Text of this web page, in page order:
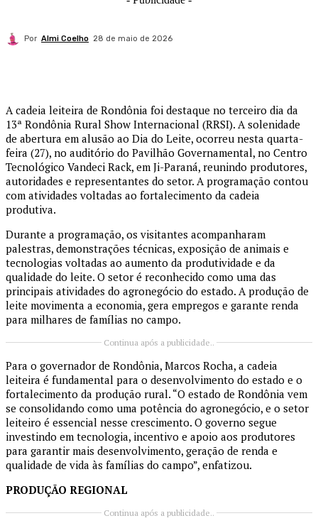
Por Almi Coelho 28 de maio de 2026
A cadeia leiteira de Rondônia foi destaque no terceiro dia da
13ª Rondônia Rural Show Internacional (RRSI). A solenidade
de abertura em alusão ao Dia do Leite, ocorreu nesta quarta-
feira (27), no auditório do Pavilhão Governamental, no Centro
Tecnológico Vandeci Rack, em Ji-Paraná, reunindo produtores,
autoridades e representantes do setor. A programação contou
com atividades voltadas ao fortalecimento da cadeia
produtiva.
Durante a programação, os visitantes acompanharam
palestras, demonstrações técnicas, exposição de animais e
tecnologias voltadas ao aumento da produtividade e da
qualidade do leite. O setor é reconhecido como uma das
principais atividades do agronegócio do estado. A produção de
leite movimenta a economia, gera empregos e garante renda
para milhares de famílias no campo.
Continua após a publicidade..
Para o governador de Rondônia, Marcos Rocha, a cadeia
leiteira é fundamental para o desenvolvimento do estado e o
fortalecimento da produção rural. “O estado de Rondônia vem
se consolidando como uma potência do agronegócio, e o setor
leiteiro é essencial nesse crescimento. O governo segue
investindo em tecnologia, incentivo e apoio aos produtores
para garantir mais desenvolvimento, geração de renda e
qualidade de vida às famílias do campo”, enfatizou.
PRODUÇÃO REGIONAL
Continua após a publicidade..